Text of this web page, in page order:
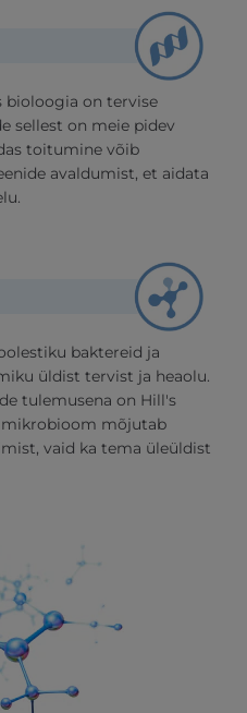
bioloogia on tervise
sellest on meie pidev
toitumine võib
avaldumist, et aidata
baktereid ja
üldist tervist ja heaolu.
tulemusena on Hill's
mikrobioom mõjutab
vaid ka tema üleüldist